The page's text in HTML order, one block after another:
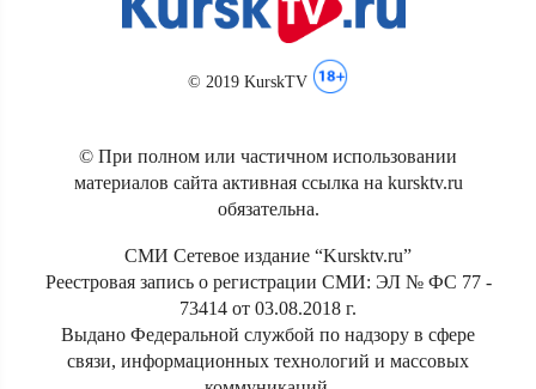
© 2019 KurskTV
© При полном или частичном использовании
материалов сайта активная ссылка на kursktv.ru
обязательна.
СМИ Сетевое издание “Kursktv.ru”
Реестровая запись о регистрации СМИ: ЭЛ № ФС 77 -
73414 от 03.08.2018 г.
Выдано Федеральной службой по надзору в сфере
связи, информационных технологий и массовых